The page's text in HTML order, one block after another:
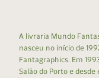
A livraria Mundo
nasceu no início de
Fantagraphics. Em
Salão do Porto e